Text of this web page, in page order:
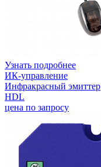
Узнать подробнее
ИК-управление
Инфракрасный эмиттер
HDL
цена по запросу